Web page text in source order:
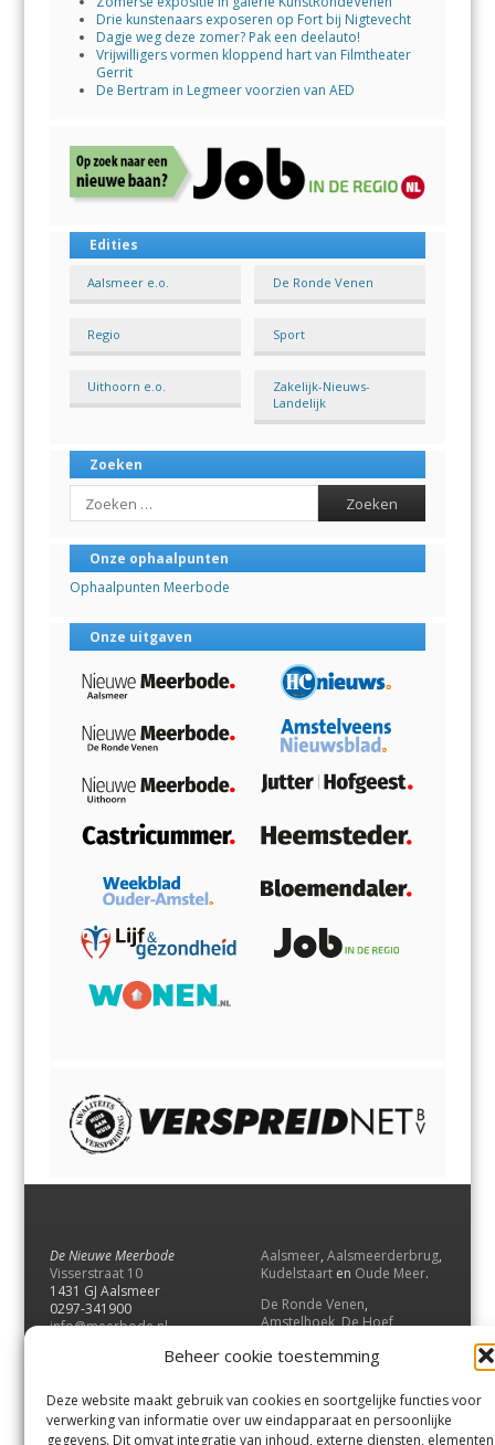
Beheer cookie toestemming
Deze website maakt gebruik van cookies en soortgelijke functies voor
verwerking van informatie over uw eindapparaat en persoonlijke
gegevens. Dit omvat integratie van inhoud, externe diensten, elementen
Drie kunstenaars exposeren op Fort bij Nigtevecht
Dagje weg deze zomer? Pak een deelauto!
Vrijwilligers vormen kloppend hart van Filmtheater
Gerrit
De Bertram in Legmeer voorzien van AED
Edities
Aalsmeer e.o. De Ronde Venen
Regio Sport
Uithoorn e.o.
Zakelijk-Nieuws-
Landelijk
Zoeken
Search
Onze ophaalpunten
Ophaalpunten Meerbode
Onze uitgaven
De Nieuwe Meerbode
Visserstraat 10
1431 GJ Aalsmeer
0297-341900
info@meerbode.nl
Aalsmeer, Aalsmeerderbrug,
Kudelstaart en Oude Meer.
De Ronde Venen,
Amstelhoek,De Hoef,
Vrouwenakker,Waverveen
UithoornenDe Kwakel.